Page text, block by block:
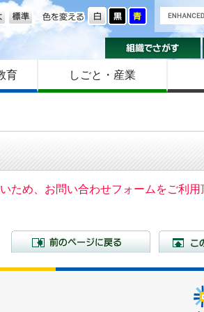
色を変える
大きさ
育 しごと・産業
ため、お問い合わせフォームをご利用
前のペー